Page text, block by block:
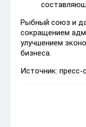
Рыбный союз и
сокращением
улучшением
бизнеса.
Источник: пресс-